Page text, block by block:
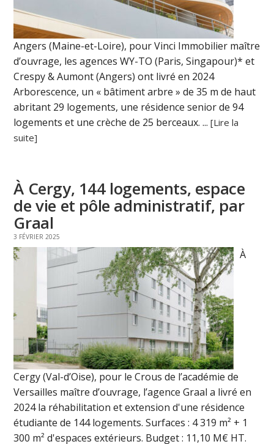
Angers (Maine-et-Loire), pour Vinci Immobilier maître
d’ouvrage, les agences WY-TO (Paris, Singapour)* et
Crespy & Aumont (Angers) ont livré en 2024
Arborescence, un « bâtiment arbre » de 35 m de haut
abritant 29 logements, une résidence senior de 94
logements et une crèche de 25 berceaux. ...[Lire la
suite]
À Cergy, 144 logements, espace
de vie et pôle administratif, par
Graal
3 FÉVRIER 2025
À
Cergy (Val-d’Oise), pour le Crous de l’académie de
Versailles maître d’ouvrage, l’agence Graal a livré en
2024 la réhabilitation et extension d'une résidence
étudiante de 144 logements. Surfaces : 4 319 m² + 1
300 m² d'espaces extérieurs. Budget : 11,10 M€ HT.